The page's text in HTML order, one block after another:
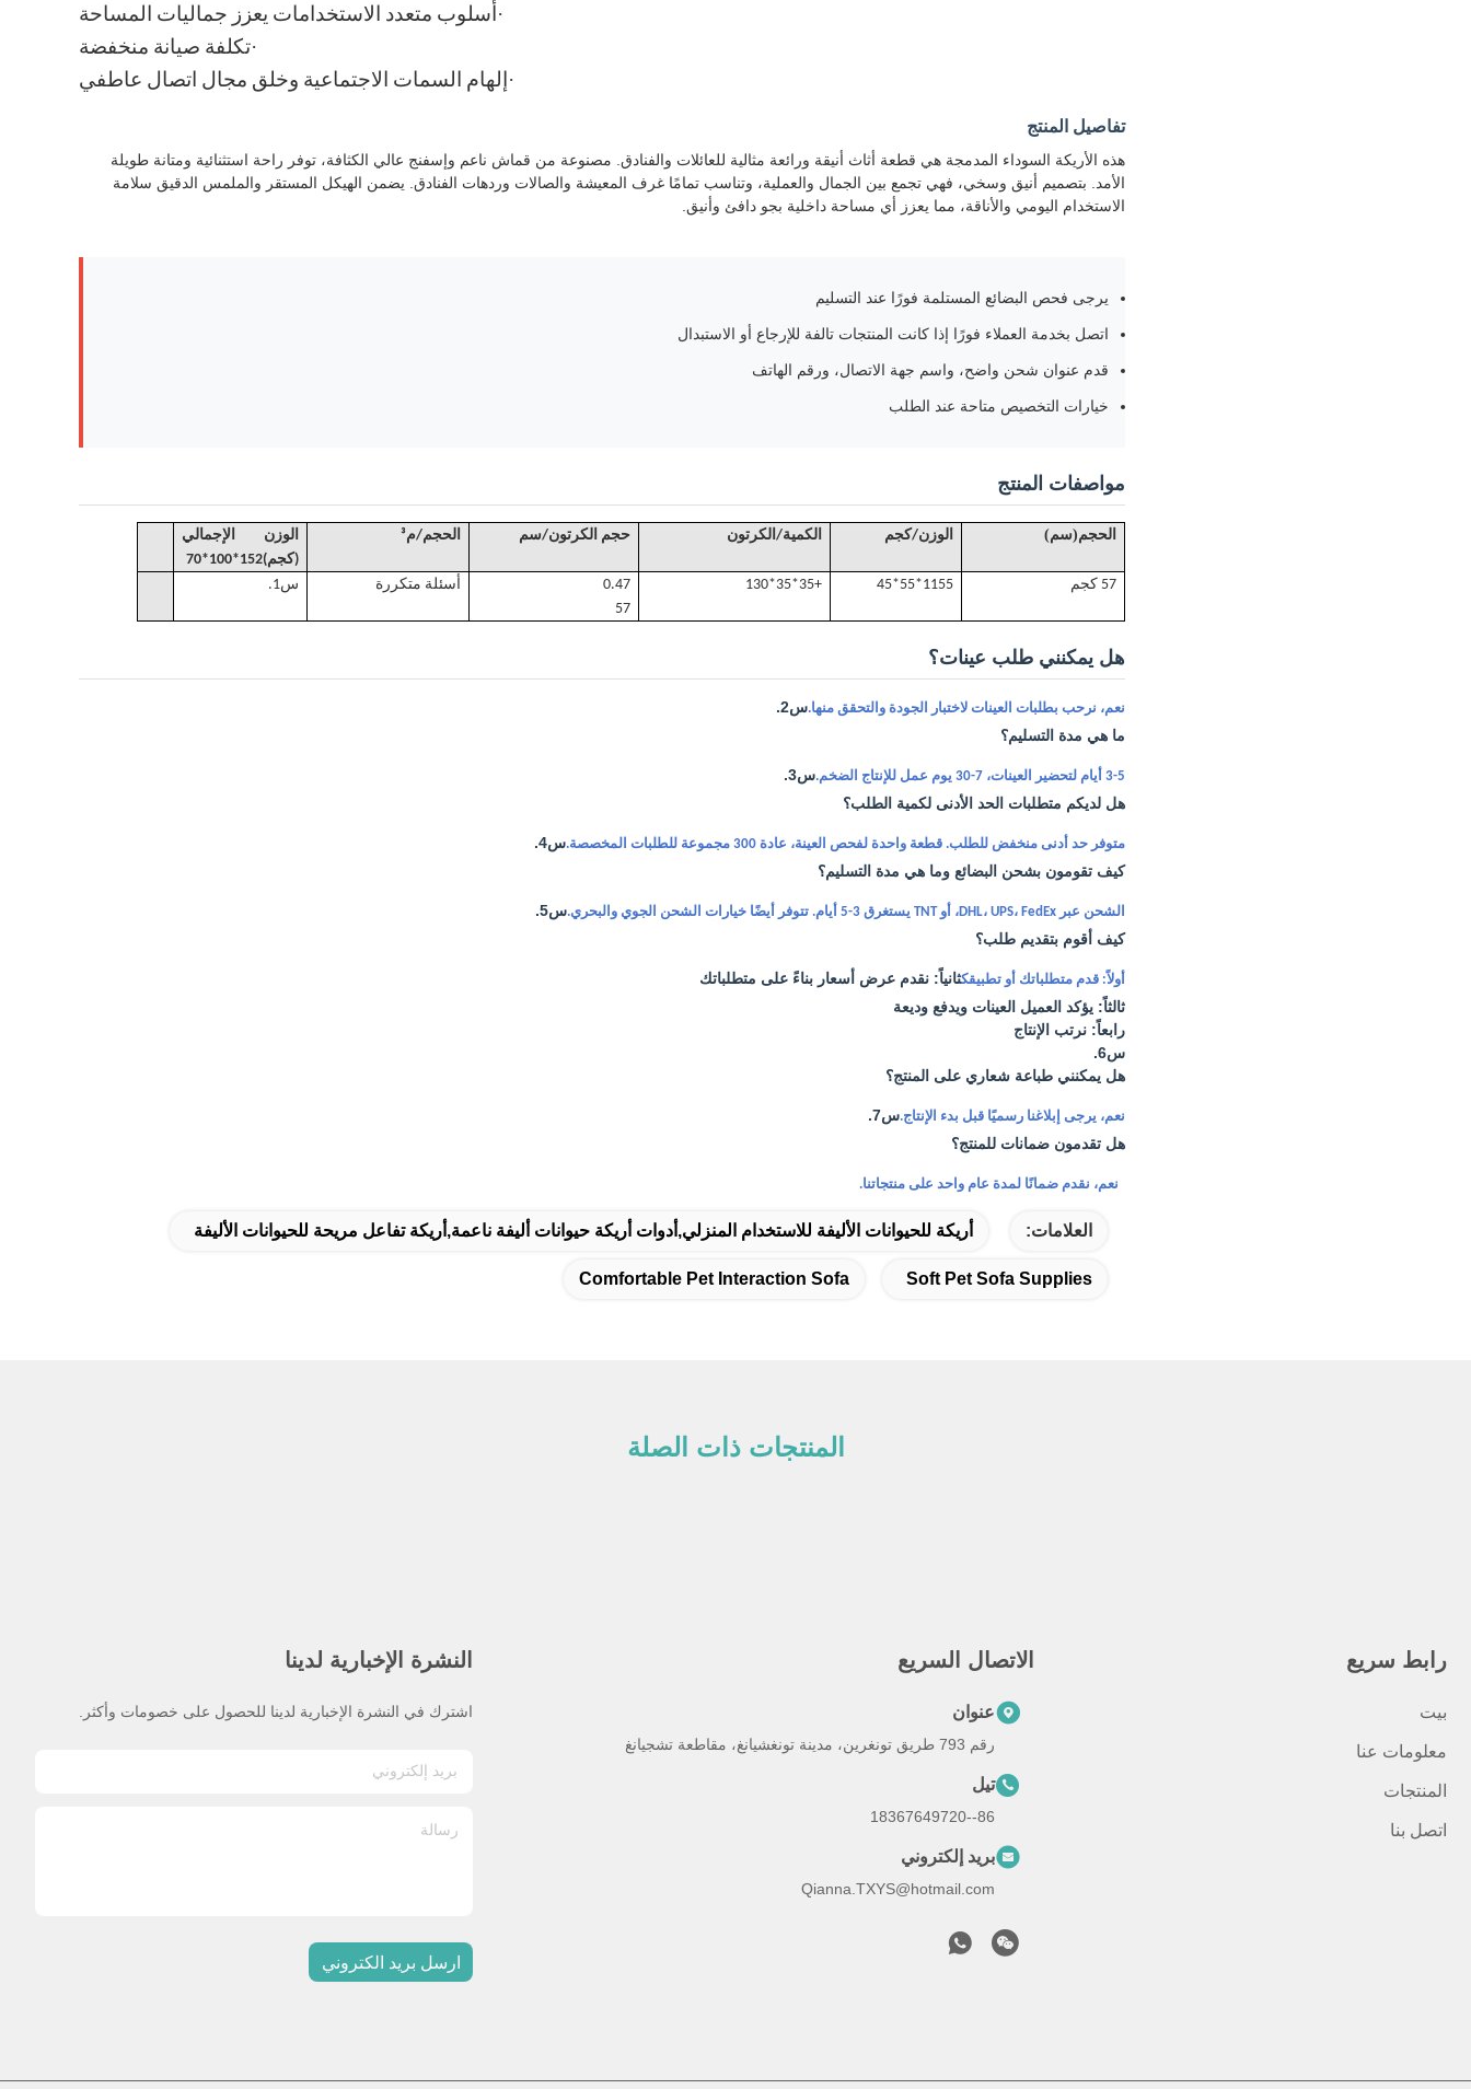
·أسلوب متعدد الاستخدامات يعزز جماليات المساحة
·تكلفة صيانة منخفضة
·إلهام السمات الاجتماعية وخلق مجال اتصال عاطفي
تفاصيل المنتج
هذه الأريكة السوداء المدمجة هي قطعة أثاث أنيقة ورائعة مثالية للعائلات والفنادق. مصنوعة من قماش ناعم وإسفنج عالي الكثافة، توفر راحة استثنائية ومتانة طويلة
الأمد. بتصميم أنيق وسخي، فهي تجمع بين الجمال والعملية، وتناسب تمامًا غرف المعيشة والصالات وردهات الفنادق. يضمن الهيكل المستقر والملمس الدقيق سلامة
الاستخدام اليومي والأناقة، مما يعزز أي مساحة داخلية بجو دافئ وأنيق.
يرجى فحص البضائع المستلمة فورًا عند التسليم
اتصل بخدمة العملاء فورًا إذا كانت المنتجات تالفة للإرجاع أو الاستبدال
قدم عنوان شحن واضح، واسم جهة الاتصال، ورقم الهاتف
خيارات التخصيص متاحة عند الطلب
مواصفات المنتج
الحجم(سم) الوزن/كجم الكمية/الكرتون حجم الكرتون/سم الحجم/م³
الوزن الإجمالي
(كجم)152*100*70
57 كجم
1155*55*45
+35*35*130
0.47
57
أسئلة متكررة س1.
هل يمكنني طلب عينات؟
نعم، نرحب بطلبات العينات لاختبار الجودة والتحقق منها.س2.
ما هي مدة التسليم؟
3-5 أيام لتحضير العينات، 7-30 يوم عمل للإنتاج الضخم.
س3.
هل لديكم متطلبات الحد الأدنى لكمية الطلب؟
متوفر حد أدنى منخفض للطلب. قطعة واحدة لفحص العينة، عادة 300 مجموعة للطلبات المخصصة.
س4.
كيف تقومون بشحن البضائع وما هي مدة التسليم؟
الشحن عبر DHL، UPS، FedEx، أو TNT يستغرق 3-5 أيام. تتوفر أيضًا خيارات الشحن الجوي والبحري.
س5.
كيف أقوم بتقديم طلب؟
أولاً: قدم متطلباتك أو تطبيقكثانياً: نقدم عرض أسعار بناءً على متطلباتك
ثالثاً: يؤكد العميل العينات ويدفع وديعة
رابعاً: نرتب الإنتاج
س6.
هل يمكنني طباعة شعاري على المنتج؟
نعم، يرجى إبلاغنا رسميًا قبل بدء الإنتاج.س7.
هل تقدمون ضمانات للمنتج؟
نعم، نقدم ضمانًا لمدة عام واحد على منتجاتنا.
العلامات: أريكة للحيوانات الأليفة للاستخدام المنزلي,أدوات أريكة حيوانات أليفة ناعمة,أريكة تفاعل مريحة للحيوانات الأليفة
Soft Pet Sofa Supplies
Comfortable Pet Interaction Sofa
المنتجات ذات الصلة
رابط سريع
بيت
معلومات عنا
المنتجات
اتصل بنا
الاتصال السريع
عنوان
رقم 793 طريق تونغرين، مدينة تونغشيانغ، مقاطعة تشجيانغ
تيل
86--18367649720
بريد إلكتروني
Qianna.TXYS@hotmail.com
النشرة الإخبارية لدينا
اشترك في النشرة الإخبارية لدينا للحصول على خصومات وأكثر.
ارسل بريد الكتروني